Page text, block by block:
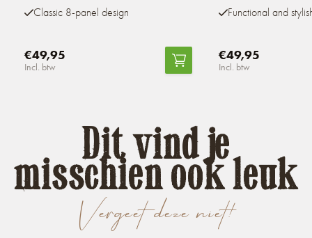
Classic 8-panel design
€49,95
Incl. btw
Functional and
€49,95
Incl. btw
Vergeet deze niet!
Dit vind je
misschien ook leuk